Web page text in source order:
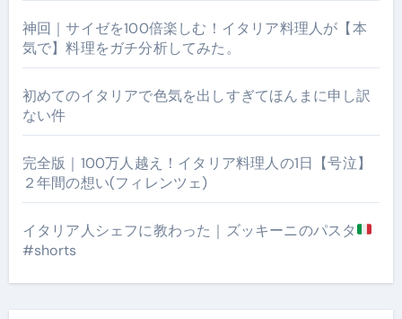
神回｜サイゼを100倍楽しむ！イタリア料理人が【本
気で】料理をガチ分析してみた。
初めてのイタリアで色気を出しすぎてほんまに申し訳
ない件
完全版｜100万人越え！イタリア料理人の1日【号泣】
２年間の想い(フィレンツェ)
イタリア人シェフに教わった｜ズッキーニのパスタ
#shorts